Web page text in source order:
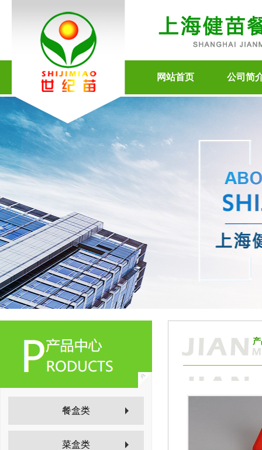
网站首页 公司简
餐盒类
菜盒类